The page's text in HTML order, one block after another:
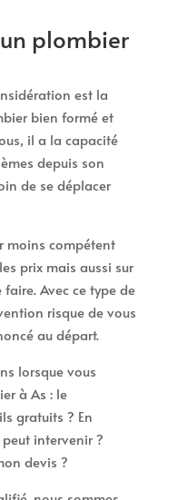
plombier
est la
bien formé et
il a la capacité
depuis son
de se déplacer
moins compétent
prix mais aussi sur
Avec ce type de
risque de vous
au départ.
lorsque vous
à As : le
gratuits ? En
intervenir ?
devis ?